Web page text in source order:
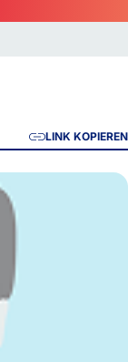
LINK KOPIEREN